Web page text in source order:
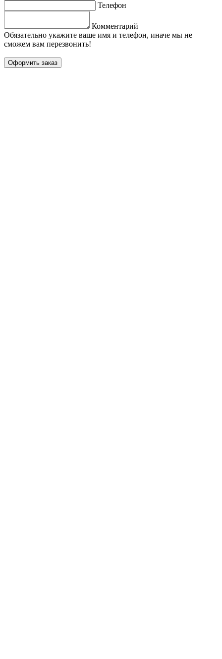
Телефон
Комментарий
Обязательно укажите ваше имя и телефон, иначе мы не
сможем вам перезвонить!
Оформить заказ